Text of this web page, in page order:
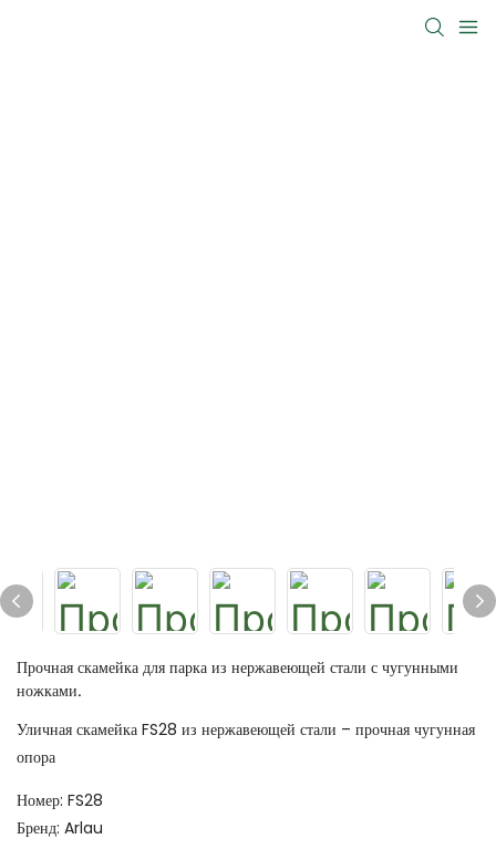
Прочная скамейка для парка из нержавеющей стали с чугунными
ножками.
Уличная скамейка FS28 из нержавеющей стали – прочная чугунная
опора
Номер: FS28
Бренд: Arlau